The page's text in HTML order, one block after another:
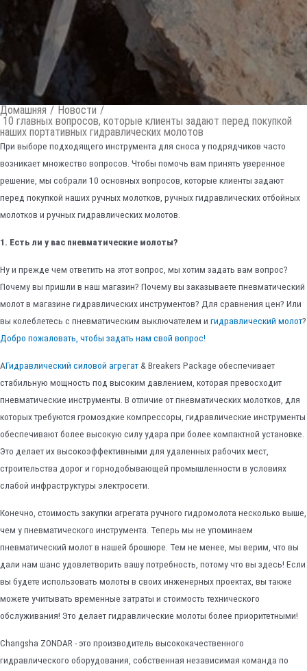
Домашняя / Новости /
10 главных вопросов, которые клиенты задают перед покупкой
наших портативных гидравлических молотов
При выборе подходящего инструмента для сноса у подрядчиков часто
возникает множество вопросов. Чтобы помочь вам принять уверенное
решение, мы собрали 10 основных вопросов, которые клиенты задают
перед покупкой наших ручных молотков, ручных гидравлических отбойных
молотков и ручных гидравлических молотов.
1. Есть ли у вас пневматические молоты?
Ну и прежде чем ответить на этот вопрос, мы хотим задать вам вопрос?
Почему вы пришли в наш магазин? Почему вы заказываете пневматический
молот в магазине гидравлических инструментов? Для сравнения цен? Или
вы колеблетесь с пневматическим выключателем и гидравлический молот?
Добро пожаловать, чтобы задать нам свой вопрос!
AГидравлический силовой агрегат& Breakers Package обеспечивает
стабильную мощность под высоким давлением, которая превосходит
пневматические инструменты. В отличие от пневматических молотков, для
которых требуются громоздкие компрессоры, гидравлические инструменты
обеспечивают более высокую силу удара при более компактной установке.
Это делает их высокоэффективными для удаленных рабочих мест,
строительства дорог и горнодобывающей промышленности в условиях
слабой инфраструктуры электросети.
Конечно, стоимость закупки агрегата ручного гидромолота несколько выше,
чем у пневматического инструмента. Теперь мы не упоминаем
пневматический молот в нашей брошюре. Тем не менее, мы верим, что вы
дали нам шанс удовлетворить вашу потребность, потому что вы здесь! Если
вы будете использовать молоты в своих инженерных проектах, вы также
можете учитывать временные затраты и стоимость технического
обслуживания! Это делает гидравлические молоты более приоритетными!
Changsha ZONDAR - это производитель высококачественного
гидравлического оборудования, собственная независимая команда по